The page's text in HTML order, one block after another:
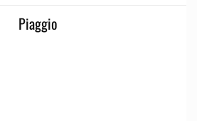
Piaggio